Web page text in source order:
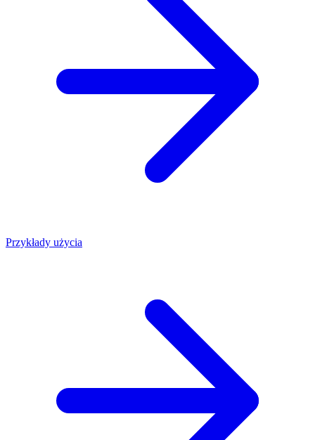
Przykłady użycia